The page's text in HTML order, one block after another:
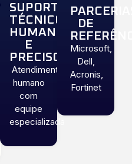
SUPORTE
TÉCNICO
HUMANO
E
PRECISO
Atendimento
humano
com
equipe
especializada
DE
Microsoft,
Dell,
Acronis,
Fortinet